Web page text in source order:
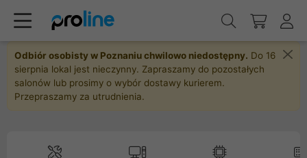
Odbiór osobisty w Poznaniu chwilowo niedostępny. Do 16
sierpnia lokal jest nieczynny. Zapraszamy do pozostałych
salonów lub prosimy o wybór dostawy kurierem.
Przepraszamy za utrudnienia.